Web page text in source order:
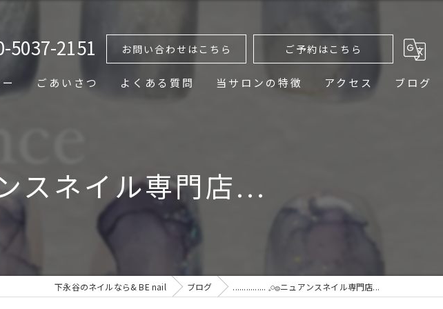
5037-2151 お問い合わせはこちら ご予約はこちら
ごあいさつ よくある質問 当サロンの特徴
ネイルケア
プライベートサロン
アクセス ブログ
スネイル専門店...
下永谷のネイルなら& BE nail ブログ ............... 𓈒𓏸𓐍ニュアンスネイル専門店...